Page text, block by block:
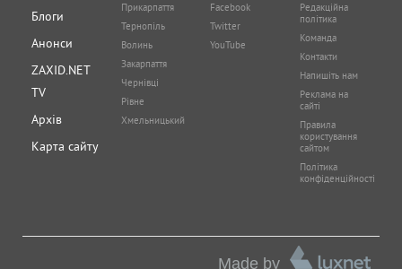
Блоги
Анонси
ZAXID.NET
TV
Архів
Карта сайту
Прикарпаття
Тернопіль
Волинь
Закарпаття
Чернівці
Рівне
Хмельницький
Facebook
Twitter
YouTube
Редакційна
політика
Команда
Контакти
Напишіть нам
Реклама на
сайті
Правила
користування
сайтом
Політика
конфіденційності
Made by